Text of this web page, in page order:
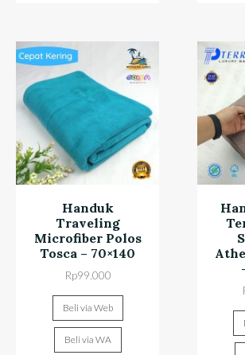
Handuk
Traveling
Microfiber Polos
Tosca – 70×140
Rp99.000
Beli via Web
Beli via WA